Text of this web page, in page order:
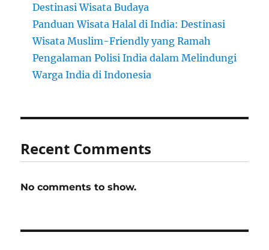
Destinasi Wisata Budaya
Panduan Wisata Halal di India: Destinasi
Wisata Muslim-Friendly yang Ramah
Pengalaman Polisi India dalam Melindungi
Warga India di Indonesia
Recent Comments
No comments to show.